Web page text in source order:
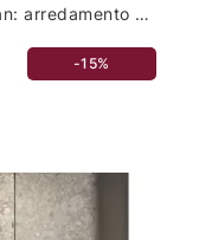
Scopri il comodino Nigel di Cattelan: arredamento casa di lusso per la tua camera da letto
-15%